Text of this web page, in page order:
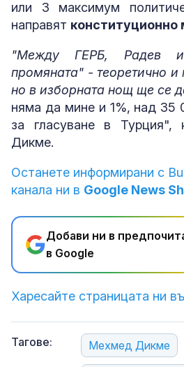
или 3 максимум
направят конституционно
"Между ГЕРБ, Радев и
промяната" - теоретично и
но в изборната нощ ще се
няма да мине и 1%, над 35
за гласуване в
Дикме.
Останете информирани с
канала ни в Google News
Добави ни в
в Google
Харесайте страницата ни
Тагове: Мехмед Дикме